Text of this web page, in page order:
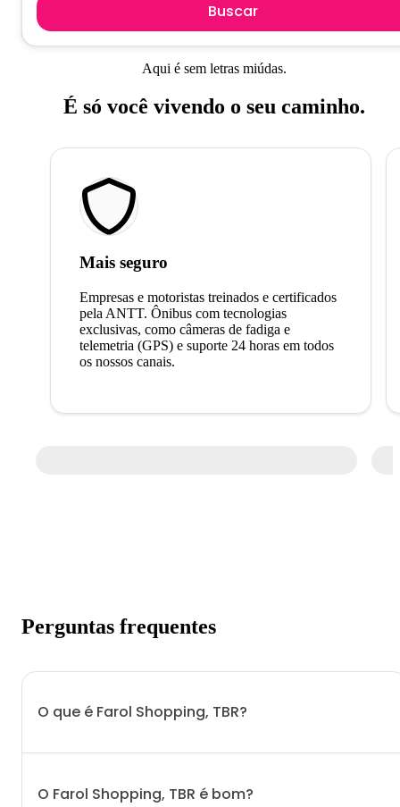
Buscar
Aqui é sem letras miúdas.
É só você vivendo o seu caminho.
Mais seguro
Empresas e motoristas treinados e certificados
pela ANTT. Ônibus com tecnologias
exclusivas, como câmeras de fadiga e
telemetria (GPS) e suporte 24 horas em todos
os nossos canais.
Perguntas frequentes
O que é Farol Shopping, TBR?
O Farol Shopping, TBR é bom?